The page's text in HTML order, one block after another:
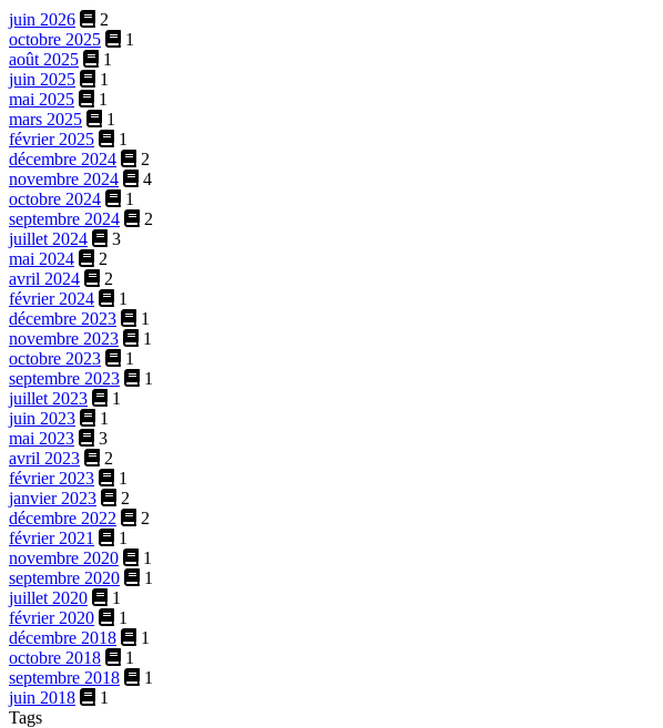
juin 2026
2
octobre 2025
1
août 2025
1
juin 2025
1
mai 2025
1
mars 2025
1
février 2025
1
décembre 2024
2
novembre 2024
4
octobre 2024
1
septembre 2024
2
juillet 2024
3
mai 2024
2
avril 2024
2
février 2024
1
décembre 2023
1
novembre 2023
1
octobre 2023
1
septembre 2023
1
juillet 2023
1
juin 2023
1
mai 2023
3
avril 2023
2
février 2023
1
janvier 2023
2
décembre 2022
2
février 2021
1
novembre 2020
1
septembre 2020
1
juillet 2020
1
février 2020
1
décembre 2018
1
octobre 2018
1
septembre 2018
1
juin 2018
1
Tags